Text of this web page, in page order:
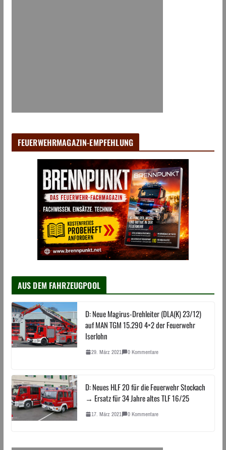
FEUERWEHRMAGAZIN-EMPFEHLUNG
AUS DEM FAHRZEUGPOOL
D: Neue Magirus-Drehleiter (DLA(K) 23/12)
auf MAN TGM 15.290 4×2 der Feuerwehr
Iserlohn
29. März 2021 0 Kommentare
D: Neues HLF 20 für die Feuerwehr Stockach
→ Ersatz für 34 Jahre altes TLF 16/25
17. März 2021 0 Kommentare